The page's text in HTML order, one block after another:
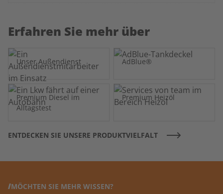
Erfahren Sie mehr über
Unser Außendienst AdBlue®
Premium Diesel im
Alltagstest
Premium Heizöl
ENTDECKEN SIE UNSERE PRODUKTVIELFALT
MÖCHTEN SIE MEHR WISSEN?